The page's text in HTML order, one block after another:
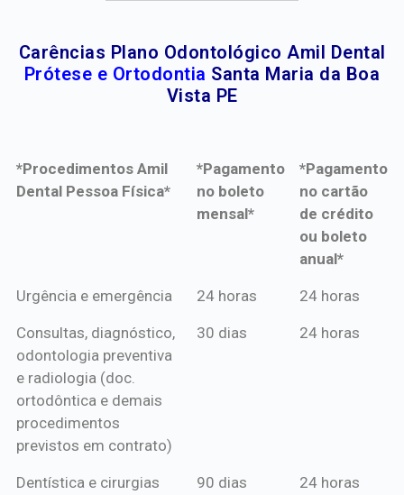
Carências Plano Odontológico Amil Dental
Prótese e Ortodontia Santa Maria da Boa
Vista PE
*Procedimentos Amil
Dental Pessoa Física*
*Pagamento
no boleto
mensal*
*Pagamento
no cartão
de crédito
ou boleto
anual*
*Procedimentos Amil
*Pagamento
mensal*
*Pagamento
de crédito
Urgência e emergência 24 horas 24 horas
Consultas, diagnóstico,
odontologia preventiva
e radiologia (doc.
ortodôntica e demais
procedimentos
previstos em contrato)
30 dias 24 horas
Dentística e cirurgias 90 dias 24 horas